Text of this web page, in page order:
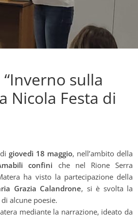
sulla
Nicola Festa di
giovedì 18 maggio, nell’ambito della
confini che nel Rione Serra
ha visto la partecipazione della
Grazia Calandrone, si è svolta la
alcune poesie.
mediante la narrazione, ideato da